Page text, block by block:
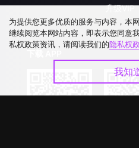
升级VIP
为提供您更多优质的服务与内容，本
继续阅览本网站内容，即表示您同意
私权政策资讯，请阅读我们的隐私权
我知